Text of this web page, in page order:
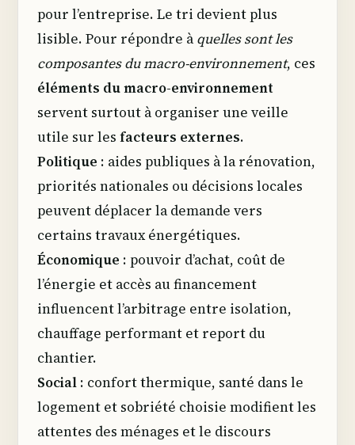
pour l’entreprise. Le tri devient plus
lisible. Pour répondre àquelles sont les
composantes du macro-environnement, ces
éléments du macro-environnement
servent surtout à organiser une veille
utile sur les facteurs externes.
Politique : aides publiques à la rénovation,
priorités nationales ou décisions locales
peuvent déplacer la demande vers
certains travaux énergétiques.
Économique : pouvoir d’achat, coût de
l’énergie et accès au financement
influencent l’arbitrage entre isolation,
chauffage performant et report du
chantier.
Social : confort thermique, santé dans le
logement et sobriété choisie modifient les
attentes des ménages et le discours